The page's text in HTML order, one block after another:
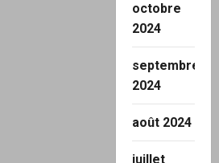
octobre
2024
septembre
2024
août 2024
juillet